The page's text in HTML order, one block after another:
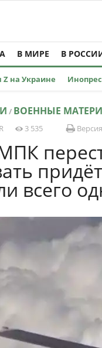
В МИРЕ В
на Украине
/ ВОЕННЫЕ
3 535
всего